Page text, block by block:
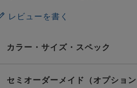
レビューを書く
カラー・サイズ・スペック
セミオーダーメイド（オプショ